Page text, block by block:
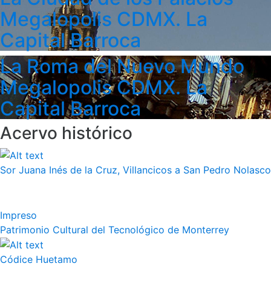
Megalopolis CDMX. La
Capital Barroca
La Roma del Nuevo Mundo
Megalopolis CDMX. La
Capital Barroca
Acervo histórico
Sor Juana Inés de la Cruz, Villancicos a San Pedro Nolasco
Impreso
Patrimonio Cultural del Tecnológico de Monterrey
Códice Huetamo